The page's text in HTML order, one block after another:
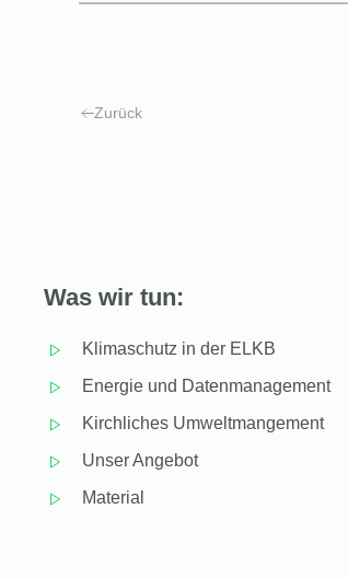
Zurück
Was wir tun:
Klimaschutz in der ELKB
Energie und Datenmanagement
Kirchliches Umweltmangement
Unser Angebot
Material